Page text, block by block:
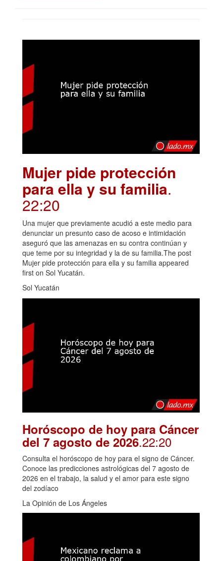
Mujer pide protección
para ella y su familia.
22:20
Una mujer que previamente acudió a este medio para
denunciar un presunto caso de acoso e intimidación
aseguró que las amenazas en su contra continúan y
que teme por su integridad y la de su familia.The post
Mujer pide protección para ella y su familia appeared
first on Sol Yucatán.
Sol Yucatán
Horóscopo de hoy para Cáncer
del 7 agosto de 2026.22:20
Consulta el horóscopo de hoy para el signo de Cáncer.
Conoce las predicciones astrológicas del 7 agosto de
2026 en el trabajo, la salud y el amor para este signo
del zodíaco
La Opinión de Los Ángeles